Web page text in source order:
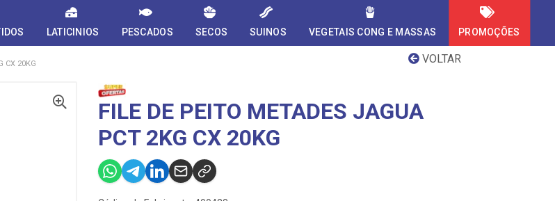
LATICINIOS PESCADOS SECOS SUINOS VEGETAIS CONG E MASSAS PROMOÇÕES
VOLTAR
CX 20KG
FILE DE PEITO METADES JAGUA
PCT 2KG CX 20KG